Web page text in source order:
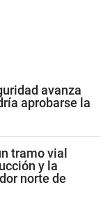
avanza
aprobarse la
tramo vial
y la
norte de